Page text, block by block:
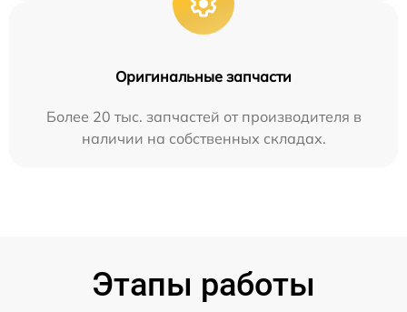
Оригинальные запчасти
Более 20 тыс. запчастей от производителя в
наличии на собственных складах.
Этапы работы